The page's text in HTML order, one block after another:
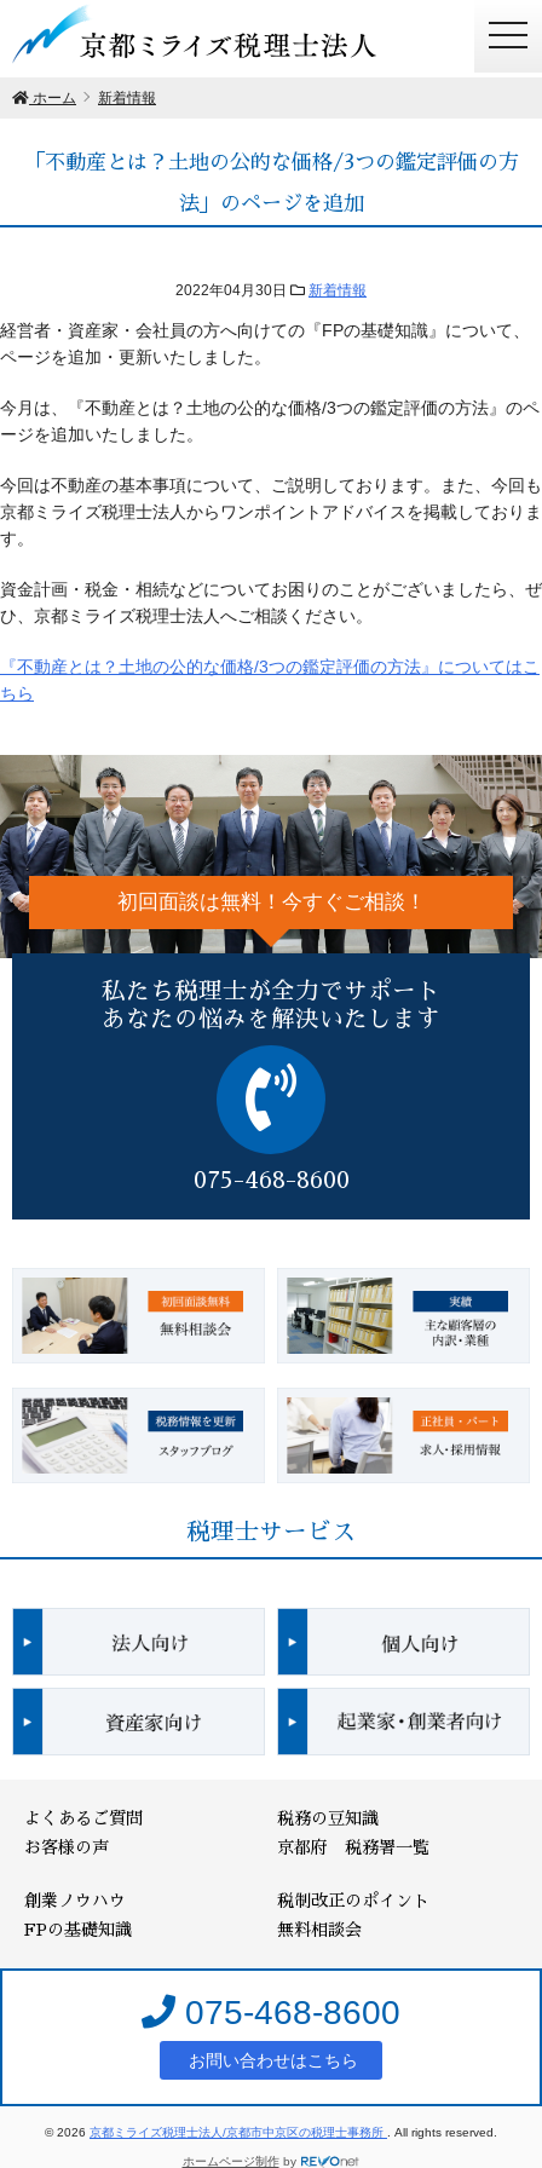
ホーム 新着情報
「不動産とは？土地の公的な価格/3つの鑑定評価の方
法」のページを追加
2022年04月30日 新着情報
経営者・資産家・会社員の方へ向けての『FPの基礎知識』について、
ページを追加・更新いたしました。
今月は、『不動産とは？土地の公的な価格/3つの鑑定評価の方法』のペ
ージを追加いたしました。
今回は不動産の基本事項について、ご説明しております。また、今回も
京都ミライズ税理士法人からワンポイントアドバイスを掲載しておりま
す。
資金計画・税金・相続などについてお困りのことがございましたら、ぜ
ひ、京都ミライズ税理士法人へご相談ください。
『不動産とは？土地の公的な価格/3つの鑑定評価の方法』についてはこ
ちら
初回面談は無料！今すぐご相談！
私たち税理士が全力でサポート
あなたの悩みを解決いたします
075-468-8600
税理士サービス
よくあるご質問
お客様の声
税務の豆知識
京都府 税務署一覧
創業ノウハウ
FPの基礎知識
税制改正のポイント
無料相談会
075-468-8600
お問い合わせはこちら
© 2026 京都ミライズ税理士法人/京都市中京区の税理士事務所 . All rights reserved.
ホームページ制作by